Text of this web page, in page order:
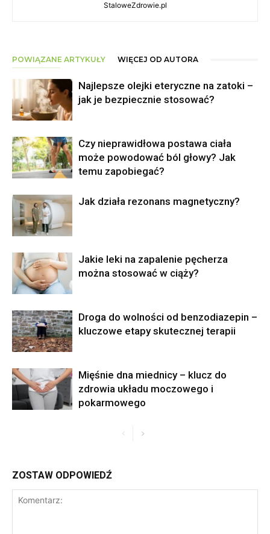
StaloweZdrowie.pl
POWIĄZANE ARTYKUŁY WIĘCEJ OD AUTORA
Najlepsze olejki eteryczne na zatoki –
jak je bezpiecznie stosować?
Czy nieprawidłowa postawa ciała
może powodować ból głowy? Jak
temu zapobiegać?
Jak działa rezonans magnetyczny?
Jakie leki na zapalenie pęcherza
można stosować w ciąży?
Droga do wolności od benzodiazepin –
kluczowe etapy skutecznej terapii
Mięśnie dna miednicy – klucz do
zdrowia układu moczowego i
pokarmowego
ZOSTAW ODPOWIEDŹ